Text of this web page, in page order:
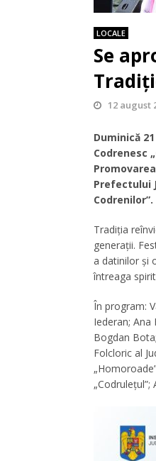
LOCALE
Se
12 august
Duminică
Codrenesc
Prefectului
Codrenilor”.
Tradiţia
generaţii.
a datinilor şi
întreaga
În program:
Iederan; Ana
Bogdan
Folcloric al